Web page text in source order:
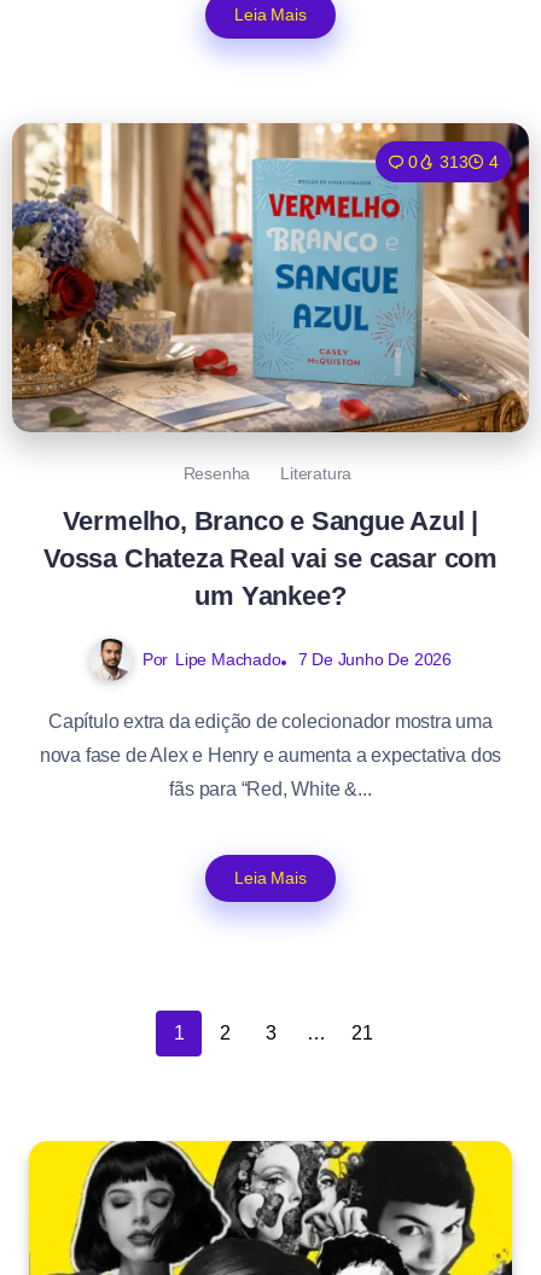
Leia Mais
0 313 4
Resenha Literatura
Vermelho, Branco e Sangue Azul |
Vossa Chateza Real vai se casar com
um Yankee?
Por Lipe Machado 7 De Junho De 2026
Capítulo extra da edição de colecionador mostra uma
nova fase de Alex e Henry e aumenta a expectativa dos
fãs para “Red, White &...
Leia Mais
1 2 3 … 21